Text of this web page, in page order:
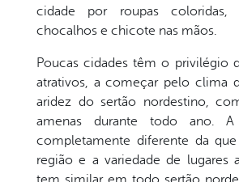
cidade por roupas coloridas,
chocalhos e chicote nas mãos.
Poucas cidades têm o privilégio
atrativos, a começar pelo clima
aridez do sertão nordestino,
amenas durante todo ano.
completamente diferente da
região e a variedade de lugares